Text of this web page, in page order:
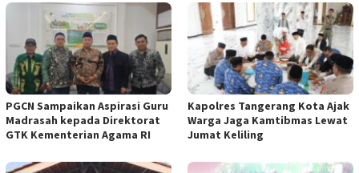
PGCN Sampaikan Aspirasi Guru
Madrasah kepada Direktorat
GTK Kementerian Agama RI
Kapolres Tangerang Kota Ajak
Warga Jaga Kamtibmas Lewat
Jumat Keliling